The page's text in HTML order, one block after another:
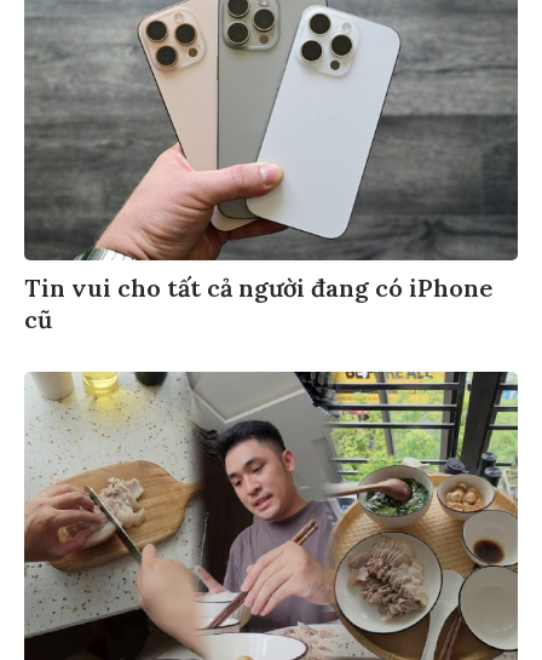
Tin vui cho tất cả người đang có iPhone
cũ